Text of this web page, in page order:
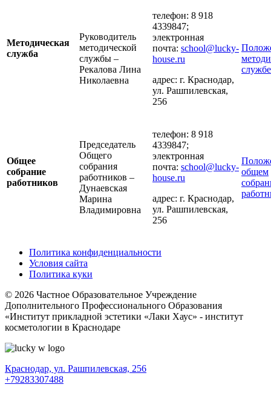
Методическая
служба
Руководитель
методической
службы –
Рекалова Лина
Николаевна
телефон: 8 918
4339847;
электронная
почта: school@lucky-
house.ru
адрес: г. Краснодар,
ул. Рашпилевская,
256
службе
Общее
собрание
работников
Председатель
Общего
собрания
работников –
Дунаевская
Марина
Владимировна
телефон: 8 918
4339847;
электронная
почта: school@lucky-
house.ru
адрес: г. Краснодар,
ул. Рашпилевская,
256
общем
Политика конфиденциальности
Условия сайта
Политика куки
© 2026 Частное Образовательное Учреждение
Дополнительного Профессионального Образования
«Институт прикладной эстетики «Лаки Хаус» - институт
косметологии в Краснодаре
Краснодар, ул. Рашпилевская, 256
+79283307488